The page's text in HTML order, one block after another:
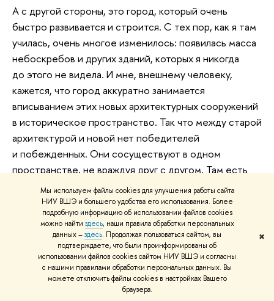
Мы используем файлы cookies для улучшения работы сайта
НИУ ВШЭ и большего удобства его использования. Более
подробную информацию об использовании файлов cookies
можно найти здесь, наши правила обработки персональных
данных –здесь. Продолжая пользоваться сайтом, вы
подтверждаете, что были проинформированы об
использовании файлов cookies сайтом НИУ ВШЭ и согласны
с нашими правилами обработки персональных данных. Вы
можете отключить файлы cookies в настройках Вашего
браузера.
✖
А с другой стороны, это город, который очень
быстро развивается и строится. С тех пор, как я там
училась, очень многое изменилось: появилась масса
небоскребов и других зданий, которых я никогда
до этого не видела. И мне, внешнему человеку,
кажется, что город аккуратно занимается
вписыванием этих новых архитектурных сооружений
в историческое пространство. Так что между старой
архитектурой и новой нет победителей
и побежденных. Они сосуществуют в одном
пространстве, не враждуя друг с другом. Там есть
какие-то эпатажные вещи, но очень любопытные.
Например, знаменитые на весь мир желтые
роттердамские домики, представляющие собой
кубики, поставленные на ребро. Если приглядеться,
то, наверное, мало кому захотелось бы жить в таком
домике, но это, безусловно, привлекает внимание.
Это визитная карточка города. Жители Роттердама
до сих пор продолжают осваивать пространство